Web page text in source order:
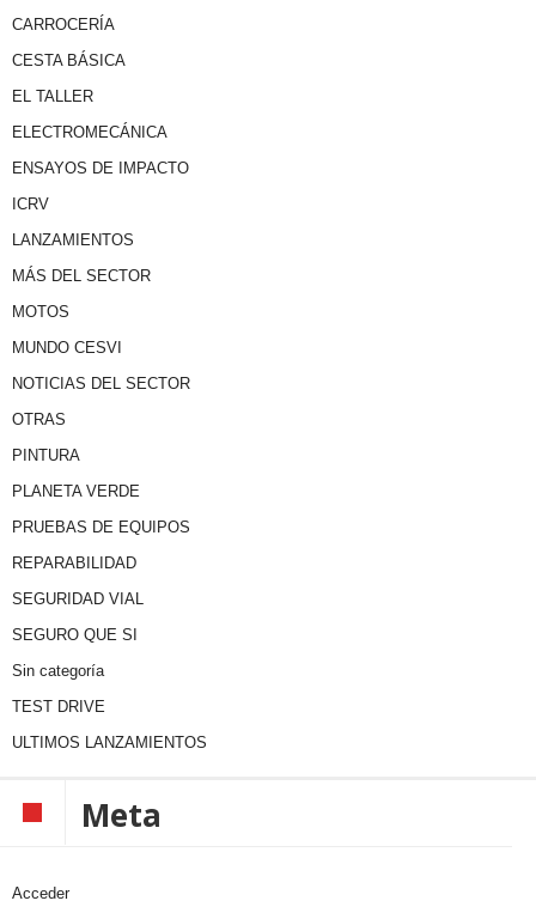
CARROCERÍA
CESTA BÁSICA
EL TALLER
ELECTROMECÁNICA
ENSAYOS DE IMPACTO
ICRV
LANZAMIENTOS
MÁS DEL SECTOR
MOTOS
MUNDO CESVI
NOTICIAS DEL SECTOR
OTRAS
PINTURA
PLANETA VERDE
PRUEBAS DE EQUIPOS
REPARABILIDAD
SEGURIDAD VIAL
SEGURO QUE SI
Sin categoría
TEST DRIVE
ULTIMOS LANZAMIENTOS
Meta
Acceder